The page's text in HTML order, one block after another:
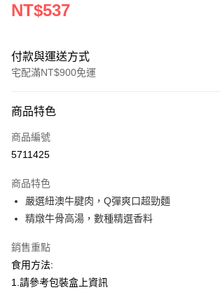
NT$537
付款與運送方式
宅配滿NT$900免運
信用卡一次付款
LINE Pay
街口支付
悠遊付
ATM付款
運送方式
商品特色
商品編號
5711425
商品特色
嚴選紐澳牛腱肉，Q彈爽口超勁麵
精燉牛骨高湯，數種精選香料
銷售重點
食用方法:
1.請參考包裝盒上資訊